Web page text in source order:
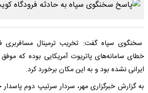
سخنگوی سپاه گفت: تخریب ترمینال مسافربری
خطای سامانه‌های پاتریوت آمریکایی بوده که
ایرانی نشده بود و به این مکان برخورد کرد.
به گزارش خبرگزاری مهر، سردار سرتیپ دوم